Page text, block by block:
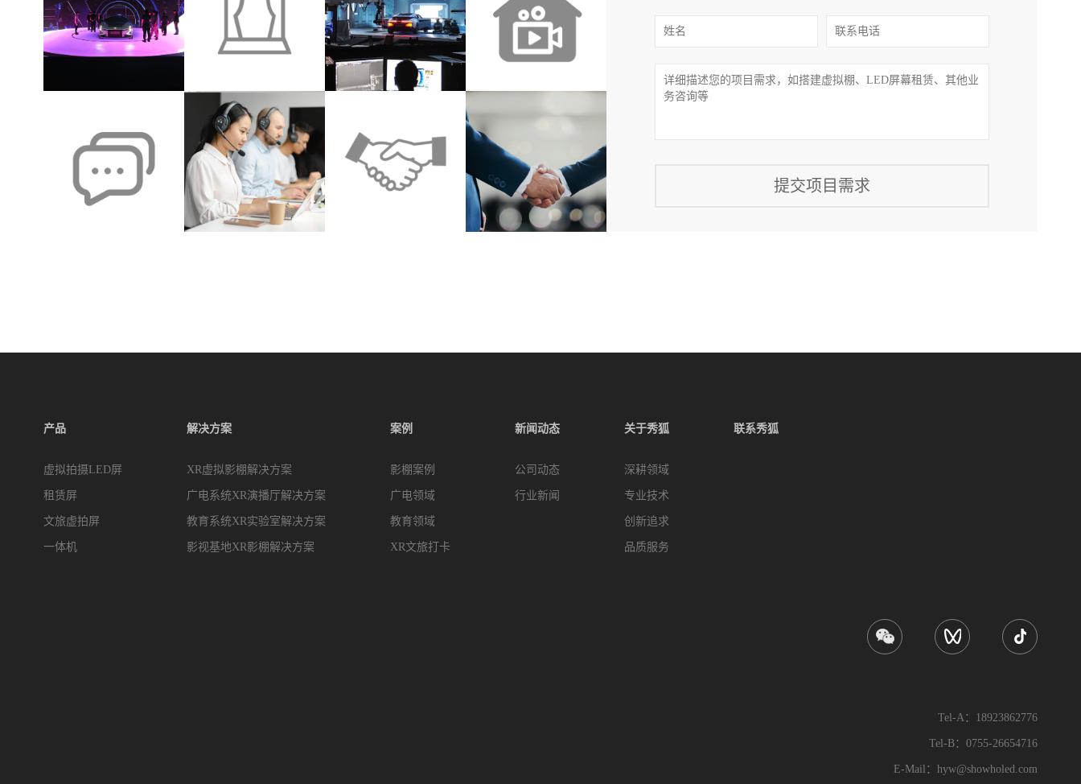
产品
虚拟拍摄LED屏
租赁屏
文旅虚拍屏
一体机
解决方案
XR虚拟影棚解决方案
广电系统XR演播厅解决方案
教育系统XR实验室解决方案
影视基地XR影棚解决方案
案例
影棚案例
广电领域
教育领域
XR文旅打卡
新闻动态
公司动态
行业新闻
关于秀狐
深耕领域
专业技术
创新追求
品质服务
联系秀狐
Tel-A：18923862776
Tel-B：0755-26654716
E-Mail：hyw@showholed.com